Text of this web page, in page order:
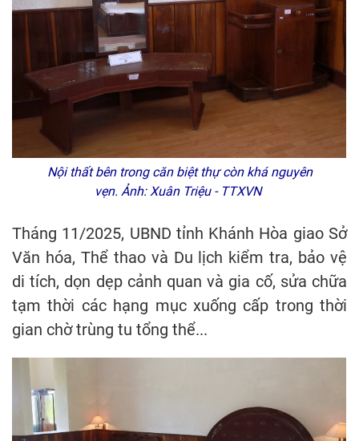
Nội thất bên trong căn biệt thự còn khá nguyên
vẹn. Ảnh: Xuân Triệu - TTXVN
Tháng 11/2025, UBND tỉnh Khánh Hòa giao Sở
Văn hóa, Thể thao và Du lịch kiểm tra, bảo vệ
di tích, dọn dẹp cảnh quan và gia cố, sửa chữa
tạm thời các hạng mục xuống cấp trong thời
gian chờ trùng tu tổng thể...